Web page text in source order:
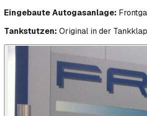
Eingebaute Autogasanlage:
Tankstutzen: Original in der